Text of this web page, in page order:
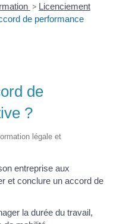
> Licenciement
de performance
de
?
légale et
entreprise aux
et conclure un accord de
la durée du travail,